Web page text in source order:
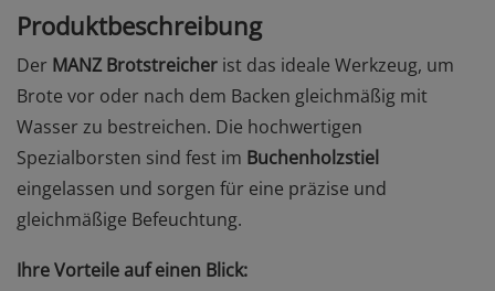
Produktbeschreibung
Der MANZ Brotstreicher ist das ideale Werkzeug, um
Brote vor oder nach dem Backen gleichmäßig mit
Wasser zu bestreichen. Die hochwertigen
Spezialborsten sind fest im Buchenholzstiel
eingelassen und sorgen für eine präzise und
gleichmäßige Befeuchtung.
Ihre Vorteile auf einen Blick: